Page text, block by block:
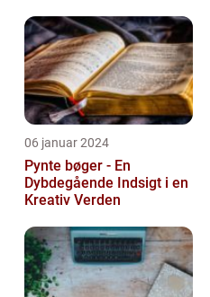
06 januar 2024
Pynte bøger - En
Dybdegående Indsigt i en
Kreativ Verden